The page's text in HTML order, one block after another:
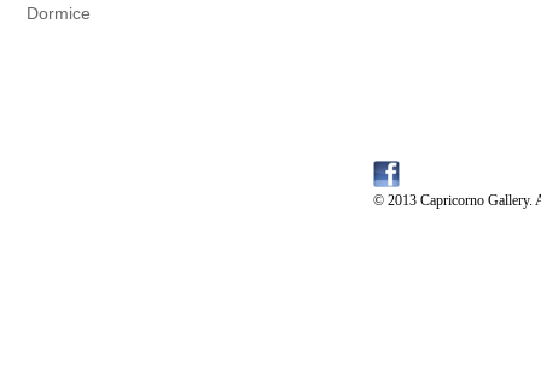
Dormice
© 2013 Capricorno Gallery.